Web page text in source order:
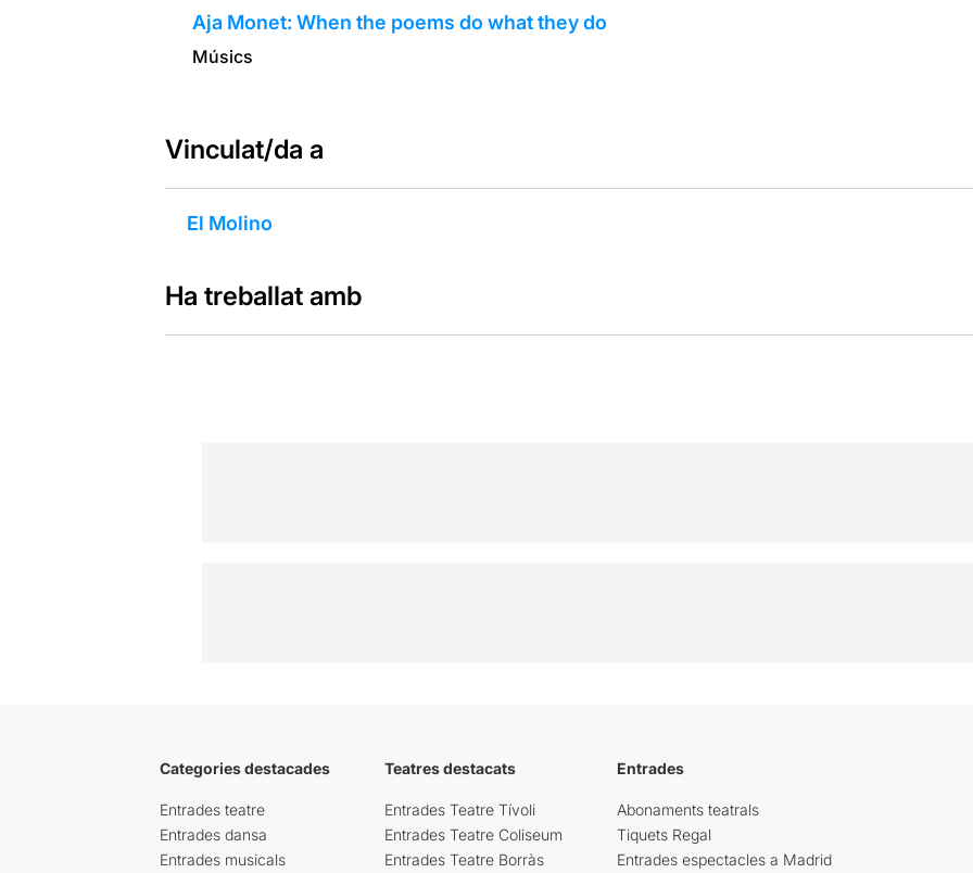
Aja Monet: When the poems do what they do
Músics
Vinculat/da a
El Molino
Ha treballat amb
Categories destacades
Entrades teatre
Entrades dansa
Entrades musicals
Teatres destacats
Entrades Teatre Tívoli
Entrades Teatre Coliseum
Entrades Teatre Borràs
Entrades
Abonaments teatrals
Tiquets Regal
Entrades espectacles a Madrid